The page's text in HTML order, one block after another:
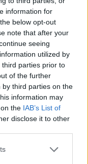
information for
below opt-out
note that after your
seeing
utilized by
parties prior to
of the further
third parties on the
information may
the IAB’s List of
disclose it to other